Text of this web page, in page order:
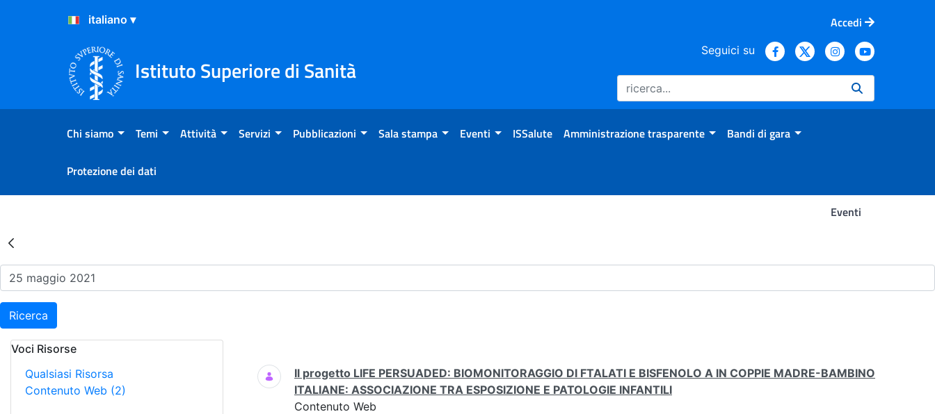
Salta al Contenuto
Salta al Footer
Accedi
Istituto Superiore di Sanità
Seguici su
Chi siamo Temi Attività Servizi Pubblicazioni Sala stampa Eventi ISSalute Amministrazione trasparente Bandi di gara
Protezione dei dati
Eventi
Risultati della Ricerca - Eventi
Ricerca
Voci Risorse
Qualsiasi Risorsa
Contenuto Web (2)
Ricerca
Il progetto LIFE PERSUADED: BIOMONITORAGGIO DI FTALATI E BISFENOLO A IN COPPIE MADRE-BAMBINO
ITALIANE: ASSOCIAZIONE TRA ESPOSIZIONE E PATOLOGIE INFANTILI
Contenuto Web